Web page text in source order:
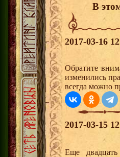
В
2017-03-16
Обратите
изменились
всегда можно
2017-03-15
Еще